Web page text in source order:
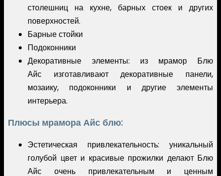
столешниц на кухне, барных стоек и других
поверхностей.
Барные стойки
Подоконники
Декоративные элементы: из мрамор Блю
Айс изготавливают декоративные панели,
мозаику, подоконники и другие элементы
интерьера.
Плюсы мрамора Айс блю:
Эстетическая привлекательность: уникальный
голубой цвет и красивые прожилки делают Блю
Айс очень привлекательным и ценным